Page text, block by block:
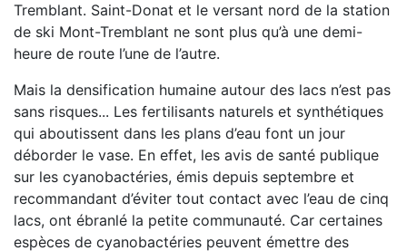
Tremblant. Saint-Donat et le versant nord de la station
de ski Mont-Tremblant ne sont plus qu’à une demi-
heure de route l’une de l’autre.
Mais la densification humaine autour des lacs n’est pas
sans risques... Les fertilisants naturels et synthétiques
qui aboutissent dans les plans d’eau font un jour
déborder le vase. En effet, les avis de santé publique
sur les cyanobactéries, émis depuis septembre et
recommandant d’éviter tout contact avec l’eau de cinq
lacs, ont ébranlé la petite communauté. Car certaines
espèces de cyanobactéries peuvent émettre des